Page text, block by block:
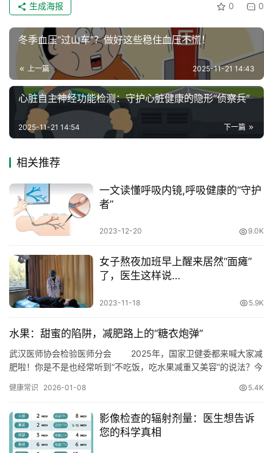
0 0
生成海报
冬季血压“过山车”？做好这些稳住血压不慌！
上一篇 2025-11-21 14:43
心脏自主神经功能检测：守护心脏健康的隐形“侦察兵”
下一篇
2025-11-21 14:54
相关推荐
一文读懂呼吸内镜,呼吸健康的“守护
者”
2023-12-20 9.0K
女子熬夜加班早上醒来居然“面瘫”
了，医生这样说…
2023-11-18 5.9K
水果：甜蜜的陷阱，减肥路上的“糖衣炮弹”
武汉医师协会检验医师分会 2025年，国家卫健委都来喊大家减
肥啦！你是不是也经常听到“不吃饭，吃水果减重又美容”的说法？今
的健身博主，盯着小红书上“21天水果减肥法”的笔记，仿佛只要啃水
啃草，实际上你在给脂肪细胞开狂欢Party。 看着…
健康常识 2026-01-08 5.4K
影像检查的辐射剂量：医生想告诉
您的科学真相